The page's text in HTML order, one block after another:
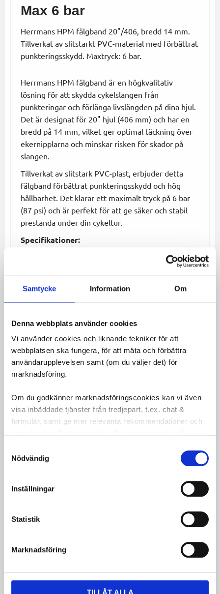
Samtycke Information Om
Denna webbplats använder cookies
Vi använder cookies och liknande tekniker för att
webbplatsen ska fungera, för att mäta och förbättra
användarupplevelsen samt (om du väljer det) för
marknadsföring.
Om du godkänner marknadsföringscookies kan vi även
visa inbäddade tjänster från tredjepart, t.ex. chat &
formulär, samt ge mer relevanta rekommendationer och
Nödvändig
Inställningar
Statistik
Marknadsföring
TILLÅT ALLA
Max 6 bar
Herrmans HPM fälgband 20"/406, bredd 14 mm.
Tillverkat av slitstarkt PVC-material med förbättrat
punkteringsskydd. Maxtryck: 6 bar.
Herrmans HPM fälgband är en högkvalitativ
lösning för att skydda cykelslangen från
punkteringar och förlänga livslängden på dina hjul.
Det är designat för 20" hjul (406 mm) och har en
bredd på 14 mm, vilket ger optimal täckning över
ekernipplarna och minskar risken för skador på
slangen.
Tillverkat av slitstark PVC-plast, erbjuder detta
fälgband förbättrat punkteringsskydd och hög
hållbarhet. Det klarar ett maximalt tryck på 6 bar
(87 psi) och är perfekt för att ge säker och stabil
prestanda under din cykeltur.
Specifikationer:
Storlek: 20" / 406 mm.
Bredd:
Maxtryck:6 bar / 87 psi.
Herrmans HPM fälgband är ett utmärkt val för dig
som vill ha en pålitlig och hållbar lösning för att
skydda dina hjul mot punkteringar.
Dela med dig
Facebook
TwitterLinkedIn
Du
Bli den första att lämna ett omdöme.